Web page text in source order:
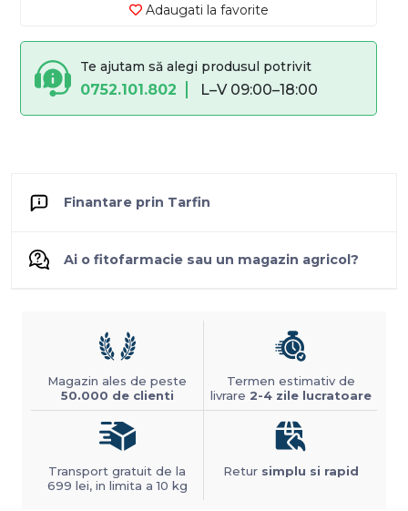
Adaugati la favorite
Te ajutam să alegi produsul potrivit
0752.101.802 L–V 09:00–18:00
Finantare prin Tarfin
Ai o fitofarmacie sau un magazin agricol?
Magazin ales de peste
50.000 de clienti
Termen estimativ de
livrare 2-4 zile lucratoare
Transport gratuit de la
699 lei, in limita a 10 kg
Retur simplu si rapid